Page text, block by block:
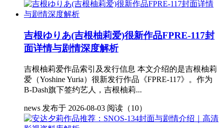
吉根ゆりあ(吉根柚莉爱)很新作品FPRE-117封
面详情与剧情深度解析
吉根柚莉爱作品索引及发行信息 本文介绍的是吉根柚莉
爱（Yoshine Yuria）很新发行作品《FPRE-117》。作为
B-Dash旗下签约艺人，吉根柚莉...
news 发布于 2026-08-03 阅读（10）